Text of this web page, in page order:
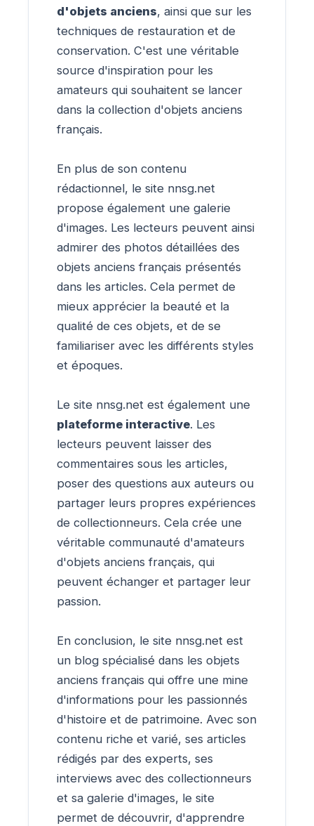
d'objets anciens, ainsi que sur les
techniques de restauration et de
conservation. C'est une véritable
source d'inspiration pour les
amateurs qui souhaitent se lancer
dans la collection d'objets anciens
français.
En plus de son contenu
rédactionnel, le site nnsg.net
propose également une galerie
d'images. Les lecteurs peuvent ainsi
admirer des photos détaillées des
objets anciens français présentés
dans les articles. Cela permet de
mieux apprécier la beauté et la
qualité de ces objets, et de se
familiariser avec les différents styles
et époques.
Le site nnsg.net est également une
plateforme interactive. Les
lecteurs peuvent laisser des
commentaires sous les articles,
poser des questions aux auteurs ou
partager leurs propres expériences
de collectionneurs. Cela crée une
véritable communauté d'amateurs
d'objets anciens français, qui
peuvent échanger et partager leur
passion.
En conclusion, le site nnsg.net est
un blog spécialisé dans les objets
anciens français qui offre une mine
d'informations pour les passionnés
d'histoire et de patrimoine. Avec son
contenu riche et varié, ses articles
rédigés par des experts, ses
interviews avec des collectionneurs
et sa galerie d'images, le site
permet de découvrir, d'apprendre